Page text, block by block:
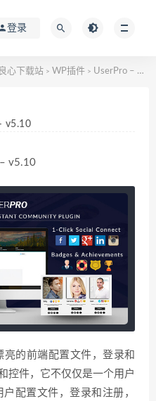
登录
心下载站 > WP插件 > UserPro – 用户快捷登陆插件 – v5.10
v5.10
v5.10
亮的前端配置文件，登录和
控件，它不仅仅是一个用户
配置文件，登录和注册，